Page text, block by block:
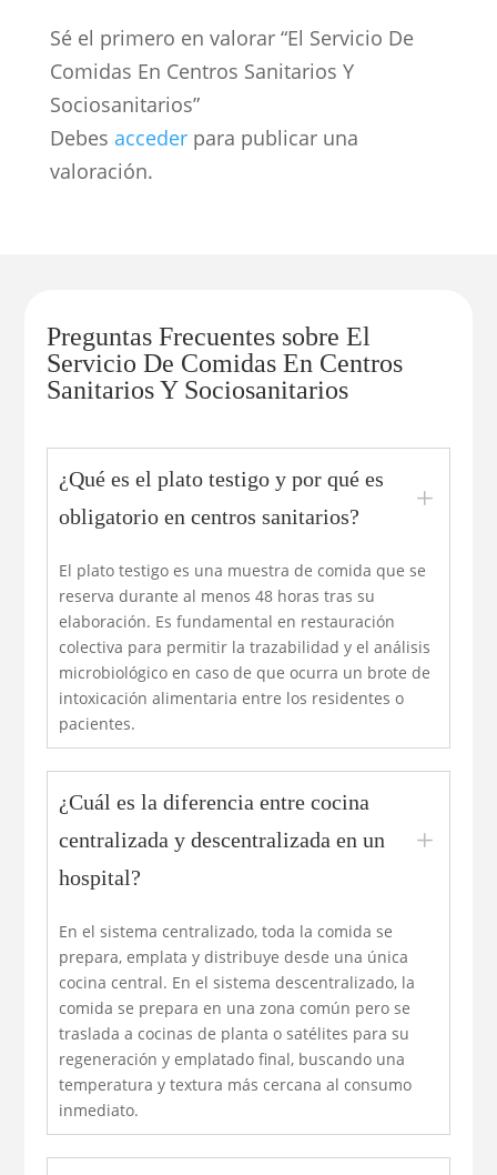
Sé el primero en valorar “El Servicio De
Comidas En Centros Sanitarios Y
Sociosanitarios”
Debes accederpara publicar una
valoración.
Preguntas Frecuentes sobre El
Servicio De Comidas En Centros
Sanitarios Y Sociosanitarios
¿Qué es el plato testigo y por qué es
obligatorio en centros sanitarios?
L
El plato testigo es una muestra de comida que se
reserva durante al menos 48 horas tras su
elaboración. Es fundamental en restauración
colectiva para permitir la trazabilidad y el análisis
microbiológico en caso de que ocurra un brote de
intoxicación alimentaria entre los residentes o
pacientes.
¿Cuál es la diferencia entre cocina
centralizada y descentralizada en un
hospital?
L
En el sistema centralizado, toda la comida se
prepara, emplata y distribuye desde una única
cocina central. En el sistema descentralizado, la
comida se prepara en una zona común pero se
traslada a cocinas de planta o satélites para su
regeneración y emplatado final, buscando una
temperatura y textura más cercana al consumo
inmediato.